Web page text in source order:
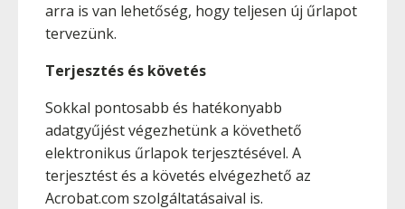
arra is van lehetőség, hogy teljesen új űrlapot
tervezünk.
Terjesztés és követés
Sokkal pontosabb és hatékonyabb
adatgyűjést végezhetünk a követhető
elektronikus űrlapok terjesztésével. A
terjesztést és a követés elvégezhető az
Acrobat.com szolgáltatásaival is.